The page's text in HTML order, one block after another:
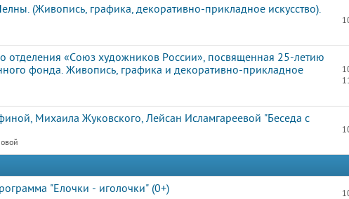
(Живопись, графика, декоративно-прикладное искусство).
отделения «Союз художников России», посвященная 25-летию
фонда. Живопись, графика и декоративно-прикладное
Михаила Жуковского, Лейсан Исламгареевой "Беседа с
"Елочки - иголочки" (0+)